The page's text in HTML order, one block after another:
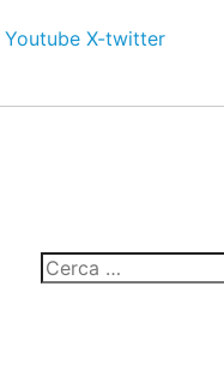
Youtube X-twitter